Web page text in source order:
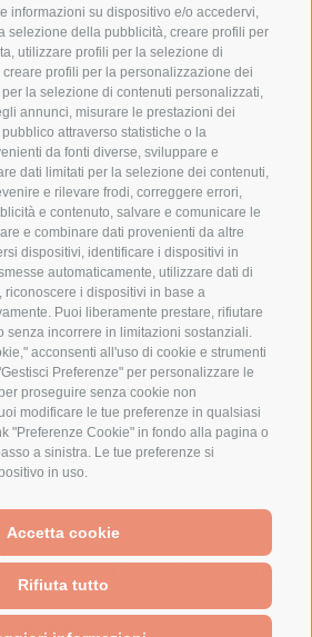
informazioni su dispositivo e/o accedervi,
selezione della pubblicità, creare profili per
utilizzare profili per la selezione di
profili per la personalizzazione dei
la selezione di contenuti personalizzati,
annunci, misurare le prestazioni dei
attraverso statistiche o la
da fonti diverse, sviluppare e
dati limitati per la selezione dei contenuti,
e rilevare frodi, correggere errori,
e contenuto, salvare e comunicare le
e combinare dati provenienti da altre
dispositivi, identificare i dispositivi in
automaticamente, utilizzare dati di
i dispositivi in base a
Puoi liberamente prestare, rifiutare
senza incorrere in limitazioni sostanziali.
acconsenti all'uso di cookie e strumenti
Preferenze" per personalizzare le
proseguire senza cookie non
modificare le tue preferenze in qualsiasi
"Preferenze Cookie" in fondo alla pagina o
a sinistra. Le tue preferenze si
in uso.
Accetta cookie
Rifiuta tutto
POLICY
PRIVACY POLICY
COOKIE POLICY
PAGAMENTI SICURI
AZIENDA
CHI SIAMO
MARCHI TRATTATI
CONDOMINI
Bonifico
Bancario
A RESPONSABILITA LIMITATA - VIALE
A5 20057, ASSAGO MILANO - PARTITA IVA
byBigCommerce
byLone Star Templates
similar technologies) to collect data
experience.
By using our website,
of data as described in our